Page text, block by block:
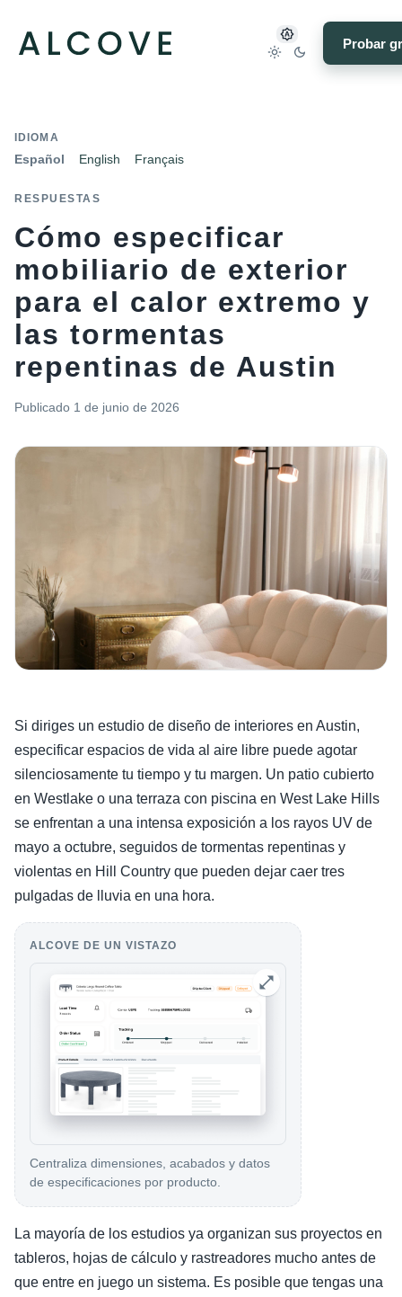
Probar
IDIOMA
Español English Français
RESPUESTAS
Cómo especificar
mobiliario de exterior
para el calor extremo y
las tormentas
repentinas de Austin
Publicado 1 de junio de 2026
Si diriges un estudio de diseño de interiores en Austin,
especificar espacios de vida al aire libre puede agotar
silenciosamente tu tiempo y tu margen. Un patio cubierto
en Westlake o una terraza con piscina en West Lake Hills
se enfrentan a una intensa exposición a los rayos UV de
mayo a octubre, seguidos de tormentas repentinas y
violentas en Hill Country que pueden dejar caer tres
pulgadas de lluvia en una hora.
ALCOVE DE UN VISTAZO
Centraliza dimensiones, acabados y datos
de especificaciones por producto.
La mayoría de los estudios ya organizan sus proyectos en
tableros, hojas de cálculo y rastreadores mucho antes de
que entre en juego un sistema. Es posible que tengas una